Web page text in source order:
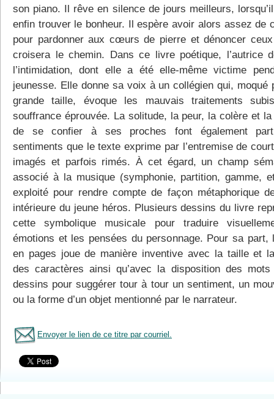
son piano. Il rêve en silence de jours meilleurs,
enfin trouver le bonheur. Il espère avoir alors assez de
pour pardonner aux cœurs de pierre et dénoncer
croisera le chemin. Dans ce livre poétique, l’autrice
l’intimidation, dont elle a été elle-même victime
jeunesse. Elle donne sa voix à un collégien qui, moqué
grande taille, évoque les mauvais traitements
souffrance éprouvée. La solitude, la peur, la colère et
de se confier à ses proches font également
sentiments que le texte exprime par l’entremise de
imagés et parfois rimés. À cet égard, un champ
associé à la musique (symphonie, partition, gamme,
exploité pour rendre compte de façon métaphorique
intérieure du jeune héros. Plusieurs dessins du livre
cette symbolique musicale pour traduire
émotions et les pensées du personnage. Pour sa part,
en pages joue de manière inventive avec la taille et
des caractères ainsi qu’avec la disposition des
dessins pour suggérer tour à tour un sentiment, un
ou la forme d’un objet mentionné par le narrateur.
Envoyer le lien de ce titre par courriel.